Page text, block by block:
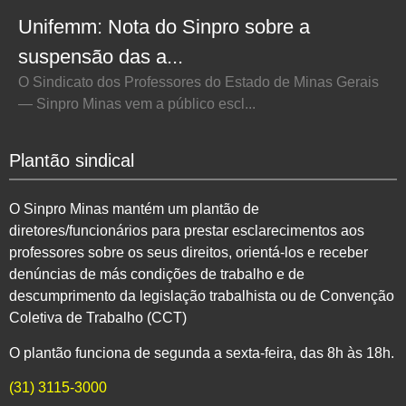
Unifemm: Nota do Sinpro sobre a
suspensão das a...
O Sindicato dos Professores do Estado de Minas Gerais
— Sinpro Minas vem a público escl...
Plantão sindical
O Sinpro Minas mantém um plantão de
diretores/funcionários para prestar esclarecimentos aos
professores sobre os seus direitos, orientá-los e receber
denúncias de más condições de trabalho e de
descumprimento da legislação trabalhista ou de Convenção
Coletiva de Trabalho (CCT)
O plantão funciona de segunda a sexta-feira, das 8h às 18h.
(31) 3115-3000